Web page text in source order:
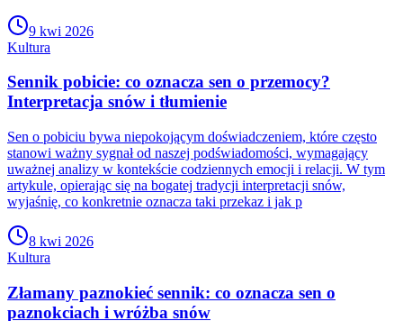
9 kwi 2026
Kultura
Sennik pobicie: co oznacza sen o przemocy?
Interpretacja snów i tłumienie
Sen o pobiciu bywa niepokojącym doświadczeniem, które często
stanowi ważny sygnał od naszej podświadomości, wymagający
uważnej analizy w kontekście codziennych emocji i relacji. W tym
artykule, opierając się na bogatej tradycji interpretacji snów,
wyjaśnię, co konkretnie oznacza taki przekaz i jak p
8 kwi 2026
Kultura
Złamany paznokieć sennik: co oznacza sen o
paznokciach i wróżba snów